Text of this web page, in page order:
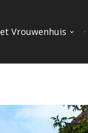
Vrouwenhuis